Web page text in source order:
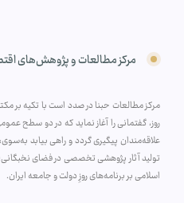
مرکز مطالعات و پژوهش‌های
مرکز مطالعات حبنا در صدد است با تکیه بر
روز، گفتمانی را آغاز نماید که در دو سطح
اسلامی بر برنامه‌های روزِ دولت و جامعه ایران.